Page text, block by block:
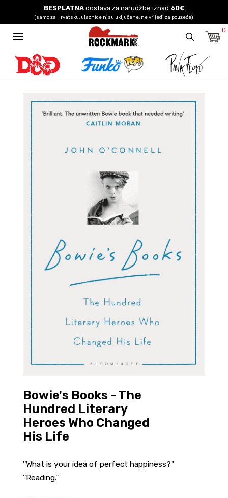
BESPLATNAdostava za narudžbe iznad 60€
(samo za Hrvatsku, ulaznice nisu uključene, ne vrijedi za pouzeće)
0
Bowie's Books - The
Hundred Literary
Heroes Who Changed
His Life
''What is your idea of perfect happiness?''
''Reading.''